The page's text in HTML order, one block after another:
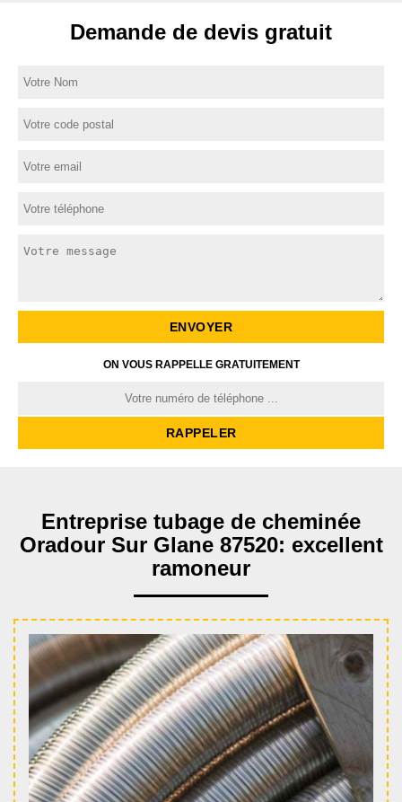
Demande de devis gratuit
ON VOUS RAPPELLE GRATUITEMENT
Entreprise tubage de cheminée
Oradour Sur Glane 87520: excellent
ramoneur